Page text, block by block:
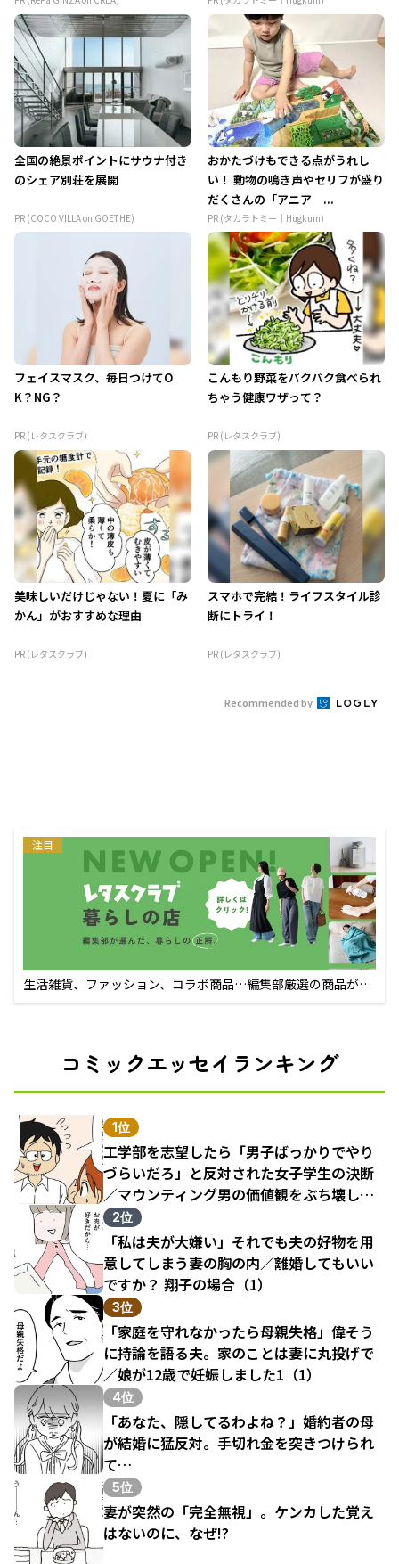
全国の絶景ポイントにサウナ付き
のシェア別荘を展開
PR (COCO VILLA on GOETHE)
おかたづけもできる点がうれし
い！ 動物の鳴き声やセリフが盛り
だくさんの「アニア ...
PR (タカラトミー｜Hugkum)
フェイスマスク、毎日つけてO
K？NG？
PR (レタスクラブ)
こんもり野菜をパクパク食べられ
ちゃう健康ワザって？
PR (レタスクラブ)
美味しいだけじゃない！夏に「み
かん」がおすすめな理由
PR (レタスクラブ)
スマホで完結！ライフスタイル診
断にトライ！
PR (レタスクラブ)
Recommended by
注目
生活雑貨、ファッション、コラボ商品…編集部厳選の商品が買
えるECサイト
コミックエッセイランキング
1位
工学部を志望したら「男子ばっかりでやり
づらいだろ」と反対された女子学生の決断
／マウンティング男の価値観をぶち壊した
結果（1）
2位
「私は夫が大嫌い」それでも夫の好物を用
意してしまう妻の胸の内／離婚してもいい
ですか？ 翔子の場合（1）
3位
「家庭を守れなかったら母親失格」偉そう
に持論を語る夫。家のことは妻に丸投げで
／娘が12歳で妊娠しました1（1）
4位
「あなた、隠してるわよね？」婚約者の母
が結婚に猛反対。手切れ金を突きつけられ
て…
5位
妻が突然の「完全無視」。ケンカした覚え
はないのに、なぜ!?